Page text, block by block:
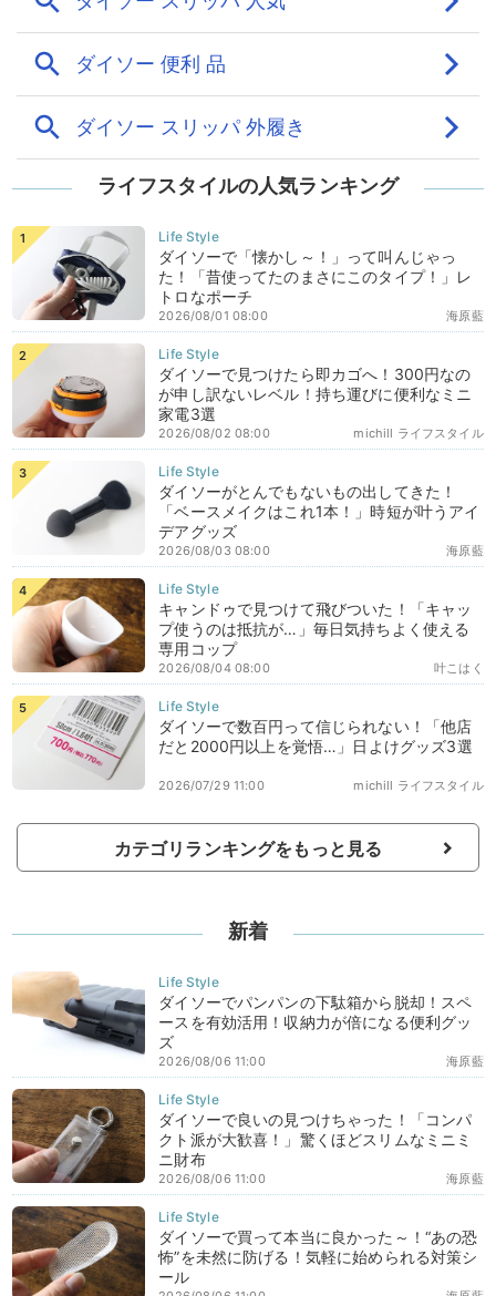
ライフスタイルの人気ランキング
ダイソーで「懐かし～！」って叫んじゃっ
た！「昔使ってたのまさにこのタイプ！」レ
トロなポーチ
海原藍
2026/08/01 08:00
ダイソーで見つけたら即カゴへ！300円なの
が申し訳ないレベル！持ち運びに便利なミニ
家電3選
michill ライフスタイル
2026/08/02 08:00
ダイソーがとんでもないもの出してきた！
「ベースメイクはこれ1本！」時短が叶うアイ
デアグッズ
海原藍
2026/08/03 08:00
キャンドゥで見つけて飛びついた！「キャッ
プ使うのは抵抗が…」毎日気持ちよく使える
専用コップ
叶こはく
2026/08/04 08:00
ダイソーで数百円って信じられない！「他店
だと2000円以上を覚悟…」日よけグッズ3選
michill ライフスタイル
2026/07/29 11:00
カテゴリランキングをもっと見る
新着
ダイソーでパンパンの下駄箱から脱却！スペ
ースを有効活用！収納力が倍になる便利グッ
ズ
海原藍
2026/08/06 11:00
ダイソーで良いの見つけちゃった！「コンパ
クト派が大歓喜！」驚くほどスリムなミニミ
ニ財布
海原藍
2026/08/06 11:00
ダイソーで買って本当に良かった～！“あの恐
怖”を未然に防げる！気軽に始められる対策シ
ール